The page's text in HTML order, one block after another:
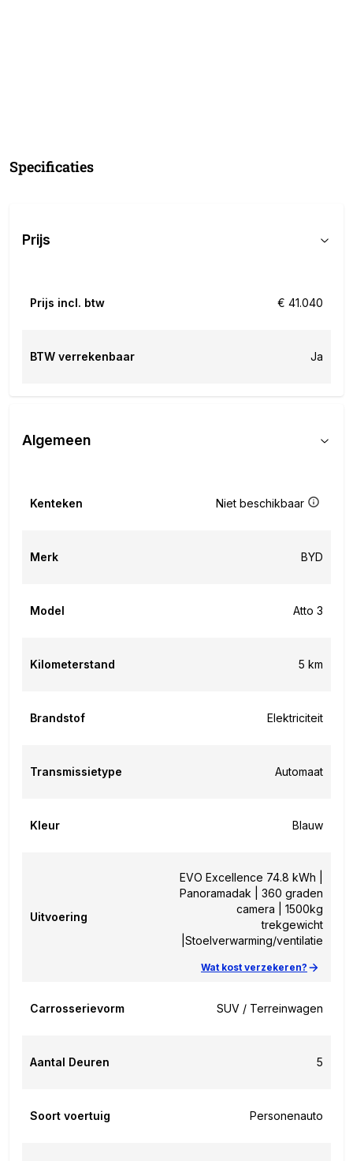
Specificaties
Prijs
Prijs incl. btw € 41.040
BTW verrekenbaar Ja
Algemeen
Kenteken Niet beschikbaar
Merk BYD
Model Atto 3
Kilometerstand 5 km
Brandstof Elektriciteit
Transmissietype Automaat
Kleur Blauw
Uitvoering
EVO Excellence 74.8 kWh |
Panoramadak | 360 graden
camera | 1500kg
trekgewicht
|Stoelverwarming/ventilatie
Wat kost verzekeren?
Carrosserievorm SUV / Terreinwagen
Aantal Deuren 5
Soort voertuig Personenauto